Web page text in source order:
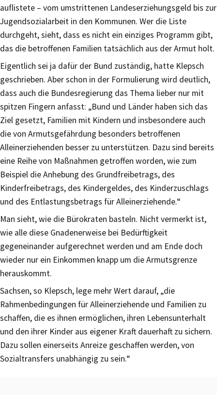
auflistete – vom umstrittenen Landeserziehungsgeld bis zur
Jugendsozialarbeit in den Kommunen. Wer die Liste
durchgeht, sieht, dass es nicht ein einziges Programm gibt,
das die betroffenen Familien tatsächlich aus der Armut holt.
Eigentlich sei ja dafür der Bund zuständig, hatte Klepsch
geschrieben. Aber schon in der Formulierung wird deutlich,
dass auch die Bundesregierung das Thema lieber nur mit
spitzen Fingern anfasst: „Bund und Länder haben sich das
Ziel gesetzt, Familien mit Kindern und insbesondere auch
die von Armutsgefährdung besonders betroffenen
Alleinerziehenden besser zu unterstützen. Dazu sind bereits
eine Reihe von Maßnahmen getroffen worden, wie zum
Beispiel die Anhebung des Grundfreibetrags, des
Kinderfreibetrags, des Kindergeldes, des Kinderzuschlags
und des Entlastungsbetrags für Alleinerziehende.“
Man sieht, wie die Bürokraten basteln. Nicht vermerkt ist,
wie alle diese Gnadenerweise bei Bedürftigkeit
gegeneinander aufgerechnet werden und am Ende doch
wieder nur ein Einkommen knapp um die Armutsgrenze
herauskommt.
Sachsen, so Klepsch, lege mehr Wert darauf, „die
Rahmenbedingungen für Alleinerziehende und Familien zu
schaffen, die es ihnen ermöglichen, ihren Lebensunterhalt
und den ihrer Kinder aus eigener Kraft dauerhaft zu sichern.
Dazu sollen einerseits Anreize geschaffen werden, von
Sozialtransfers unabhängig zu sein.“